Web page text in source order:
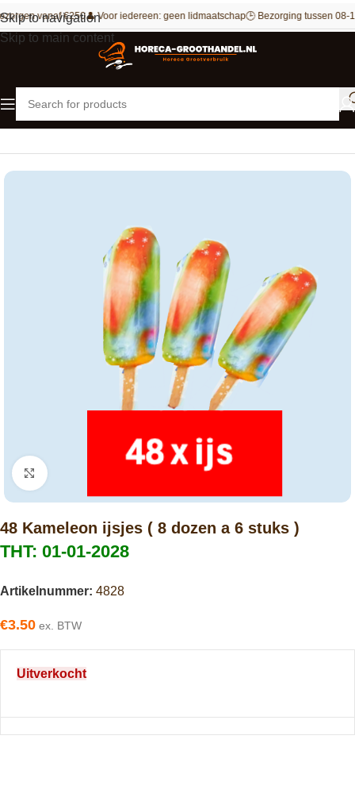
Skip to navigation
Skip to main content
vanaf €250👤 Voor iedereen: geen lidmaatschap🕒 Bezorging tussen 08-
Home IJs
Click to enlarge
48 Kameleon ijsjes ( 8 dozen a 6 stuks )
THT: 01-01-2028
Artikelnummer: 4828
€3.50 ex. BTW
Uitverkocht